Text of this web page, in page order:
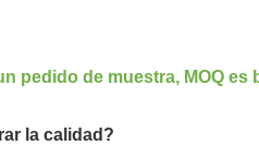
pedido de muestra, MOQ es
la calidad?